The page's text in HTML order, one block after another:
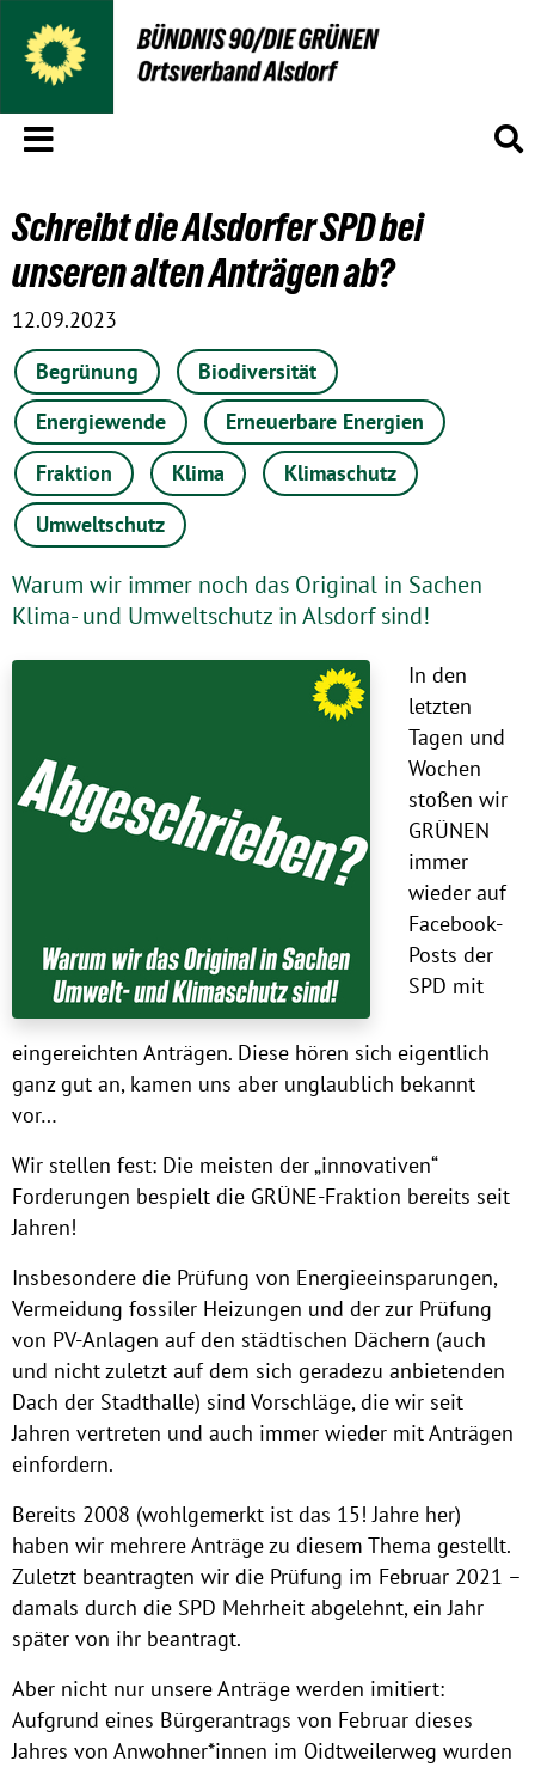
Menü
Schreibt die Alsdorfer SPD bei
unseren alten Anträgen ab?
12.09.2023
Begrünung
Biodiversität
Energiewende
Erneuerbare Energien
Fraktion
Klima
Klimaschutz
Umweltschutz
Warum wir immer noch das Original in Sachen
Klima- und Umweltschutz in Alsdorf sind!
In den
letzten
Tagen und
Wochen
stoßen wir
GRÜNEN
immer
wieder auf
Facebook-
Posts der
SPD mit
eingereichten Anträgen. Diese hören sich eigentlich
ganz gut an, kamen uns aber unglaublich bekannt
vor…
Wir stellen fest: Die meisten der „innovativen“
Forderungen bespielt die GRÜNE-Fraktion bereits seit
Jahren!
Insbesondere die Prüfung von Energieeinsparungen,
Vermeidung fossiler Heizungen und der zur Prüfung
von PV-Anlagen auf den städtischen Dächern (auch
und nicht zuletzt auf dem sich geradezu anbietenden
Dach der Stadthalle) sind Vorschläge, die wir seit
Jahren vertreten und auch immer wieder mit Anträgen
einfordern.
Bereits 2008 (wohlgemerkt ist das 15! Jahre her)
haben wir mehrere Anträge zu diesem Thema gestellt.
Zuletzt beantragten wir die Prüfung im Februar 2021 –
damals durch die SPD Mehrheit abgelehnt, ein Jahr
später von ihr beantragt.
Aber nicht nur unsere Anträge werden imitiert:
Aufgrund eines Bürgerantrags von Februar dieses
Jahres von Anwohner*innen im Oidtweilerweg wurden